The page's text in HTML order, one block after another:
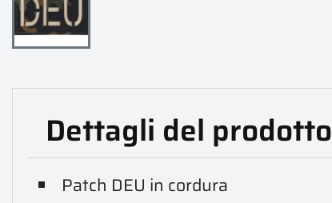
Dettagli del prodotto
Patch DEU in cordura